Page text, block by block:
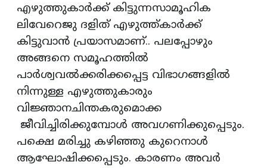
എഴുത്തുകാർക്ക് കിട്ടുന്നസാമൂഹിക
ലിവേറെജു ദളിത്‌ എഴുത്ത്കാർക്ക്
കിട്ടുവാൻ പ്രയാസമാണ്‌.. പലപ്പോഴും
അങ്ങനെ സമൂഹത്തിൽ
പാർശ്വവൽക്കരിക്കപ്പെട്ട വിഭാഗങ്ങളിൽ
നിന്നുള്ള എഴുത്തുകാരും
വിജ്ഞാനചിന്തകരുമൊക്ക
ജീവിച്ചിരിക്കുമ്പോൾ അവഗണിക്കുപ്പെടും.
പക്ഷെ മരിച്ചു കഴിഞ്ഞു കുറെനാൾ
ആഘോഷിക്കപ്പെടും. കാരണം അവർ